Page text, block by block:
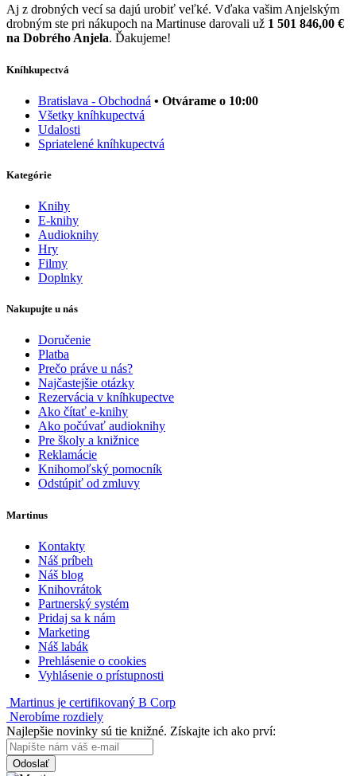
Aj z drobných vecí sa dajú urobiť veľké. Vďaka vašim Anjelským
drobným ste pri nákupoch na Martinuse darovali už 1 501 846,00 €
na Dobrého Anjela. Ďakujeme!
Kníhkupectvá
Bratislava - Obchodná • Otvárame o 10:00
Všetky kníhkupectvá
Udalosti
Spriatelené kníhkupectvá
Kategórie
Knihy
E-knihy
Audioknihy
Hry
Filmy
Doplnky
Nakupujte u nás
Doručenie
Platba
Prečo práve u nás?
Najčastejšie otázky
Rezervácia v kníhkupectve
Ako čítať e-knihy
Ako počúvať audioknihy
Pre školy a knižnice
Reklamácie
Knihomoľský pomocník
Odstúpiť od zmluvy
Martinus
Kontakty
Náš príbeh
Náš blog
Knihovrátok
Partnerský systém
Pridaj sa k nám
Marketing
Náš labák
Prehlásenie o cookies
Vyhlásenie o prístupnosti
Martinus je certifikovaný B Corp
Nerobíme rozdiely
Najlepšie novinky sú tie knižné. Získajte ich ako prví:
Odoslať